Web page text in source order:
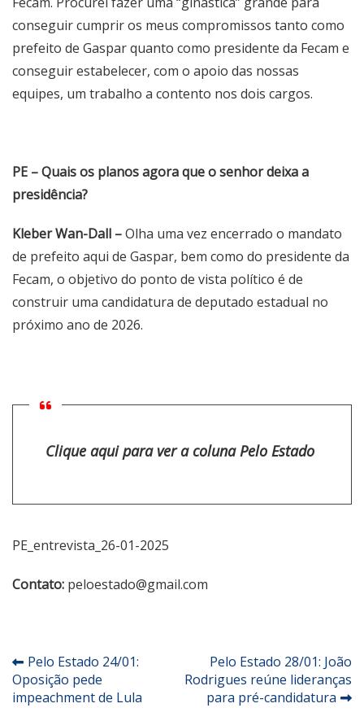
conseguir cumprir os meus compromissos tanto como
prefeito de Gaspar quanto como presidente da Fecam e
conseguir estabelecer, com o apoio das nossas
equipes, um trabalho a contento nos dois cargos.
PE – Quais os planos agora que o senhor deixa a
presidência?
Kleber Wan-Dall –Olha uma vez encerrado o mandato
de prefeito aqui de Gaspar, bem como do presidente da
Fecam, o objetivo do ponto de vista político é de
construir uma candidatura de deputado estadual no
próximo ano de 2026.
Clique aqui para ver a coluna Pelo Estado
PE_entrevista_26-01-2025
Contato: peloestado@gmail.com
Navegação
de
Pelo Estado 24/01:
Oposição pede
impeachment de Lula
Pelo Estado 28/01: João
Rodrigues reúne lideranças
para pré-candidatura